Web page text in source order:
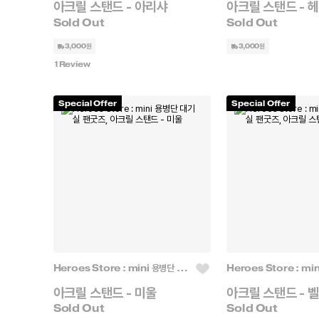
아크릴 스탠드 - 아리샤
3,000원
Review
1
아크릴 스탠드 -
3,000원
Special Offer
Heroes Store : mini 용병단 대기실
아크릴 스탠드 - 미울
Special Offer
아크릴 스탠드 - 벨